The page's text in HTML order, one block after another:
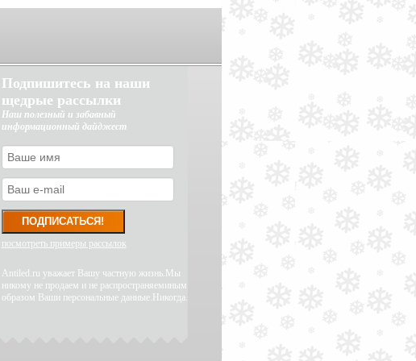
Подпишитесь на наши
щедрые рассылки
Наш полезный и забавный
информационный дайджест
посмотреть примеры рассылок
Antiled.ru уважает Вашу частную жизнь.Мы
никому не продаем и не распространяеминым
образом Ваши персональные данные.Никогда.